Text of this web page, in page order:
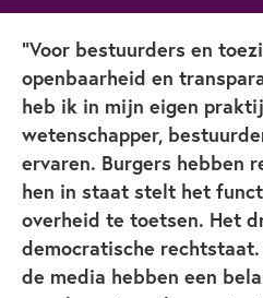
“Voor bestuurders en
openbaarheid en
heb ik in mijn eigen
wetenschapper,
ervaren. Burgers hebben
hen in staat stelt het
overheid te toetsen. Het
democratische
de media hebben een